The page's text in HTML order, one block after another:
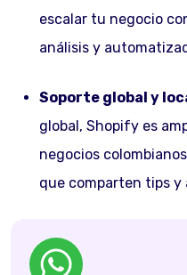
escalar tu negocio
análisis y
Soporte global y
global, Shopify es
negocios
que comparten tips y